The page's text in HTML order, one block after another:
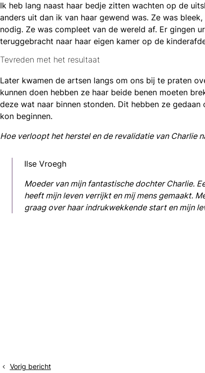
Ik heb lang naast haar bedje zitten wachten op de
anders uit dan ik van haar gewend was. Ze was
nodig. Ze was compleet van de wereld af. Er gingen
teruggebracht naar haar eigen kamer op de
Tevreden met het resultaat
Later kwamen de artsen langs om ons bij te praten
kunnen doen hebben ze haar beide benen moeten
deze wat naar binnen stonden. Dit hebben ze
kon beginnen.
Hoe verloopt het herstel en de revalidatie van Charlie
Ilse Vroegh
Moeder van mijn fantastische dochter Charlie.
heeft mijn leven verrijkt en mij mens gemaakt.
graag over haar indrukwekkende start en mijn
Vorig bericht
Halfjaarlijkse